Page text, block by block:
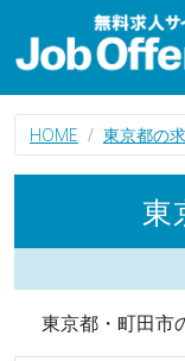
HOME 東京都の
東
東京都・町田市